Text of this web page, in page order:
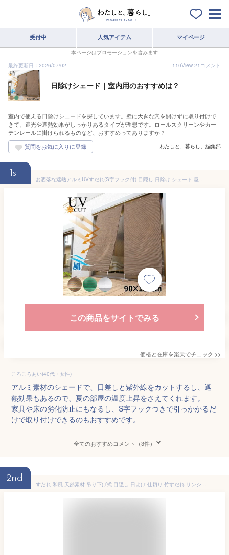
受付中 人気アイテム マイページ
本ページはプロモーションを含みます
最終更新日：2026/07/02
110View 21 コメント
日除けシェード｜室内用のおすすめは？
室内で使える日除けシェードを探しています。壁に大きな穴を開けずに取り付けで
きて、遮光や遮熱効果がしっかりあるタイプが理想です。ロールスクリーンやカー
テンレールに掛けられるものなど、おすすめってありますか？
わたしと、暮らし。編集部
1st
お洒落な遮熱アルミUVすだれ(S字フック付) 目隠し 日除け シェード 屋外 おしゃれ 遮光 UVカット 断熱 アルミすだれ サンシェード 窓 ベランダ 日よけ ロールアップ 日陰 日射し 巻き上げ プライバシー保護 送料無料
この商品をサイトでみる
価格と在庫を楽天でチェック >>
ころころあい(40代・女性)
アルミ素材のシェードで、日差しと紫外線をカットするし、遮
熱効果もあるので、夏の部屋の温度上昇をさえてくれます。
家具や床の劣化防止にもなるし、S字フックつきで引っかかるだ
けで取り付けできるのもおすすめです。
全てのおすすめコメント（3件）
2nd
すだれ 和風 天然素材 吊り下げ式 目隠し 日よけ 仕切り 竹すだれ サンシェード シェード 簾 ベランダ おしゃれ 屋外 オーニング 窓 室内 遮光 天津すだれ ブラウン カーテン 節電 省エネ 竹 バルコニー フック 調光 飾り 庭 廊下 書斎 暑さ対策 送料無料